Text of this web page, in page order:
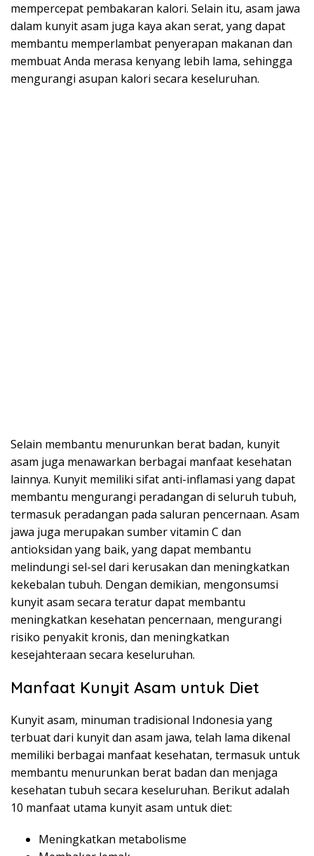
mempercepat pembakaran kalori. Selain itu, asam jawa
dalam kunyit asam juga kaya akan serat, yang dapat
membantu memperlambat penyerapan makanan dan
membuat Anda merasa kenyang lebih lama, sehingga
mengurangi asupan kalori secara keseluruhan.
Selain membantu menurunkan berat badan, kunyit
asam juga menawarkan berbagai manfaat kesehatan
lainnya. Kunyit memiliki sifat anti-inflamasi yang dapat
membantu mengurangi peradangan di seluruh tubuh,
termasuk peradangan pada saluran pencernaan. Asam
jawa juga merupakan sumber vitamin C dan
antioksidan yang baik, yang dapat membantu
melindungi sel-sel dari kerusakan dan meningkatkan
kekebalan tubuh. Dengan demikian, mengonsumsi
kunyit asam secara teratur dapat membantu
meningkatkan kesehatan pencernaan, mengurangi
risiko penyakit kronis, dan meningkatkan
kesejahteraan secara keseluruhan.
Manfaat Kunyit Asam untuk Diet
Kunyit asam, minuman tradisional Indonesia yang
terbuat dari kunyit dan asam jawa, telah lama dikenal
memiliki berbagai manfaat kesehatan, termasuk untuk
membantu menurunkan berat badan dan menjaga
kesehatan tubuh secara keseluruhan. Berikut adalah
10 manfaat utama kunyit asam untuk diet:
Meningkatkan metabolisme